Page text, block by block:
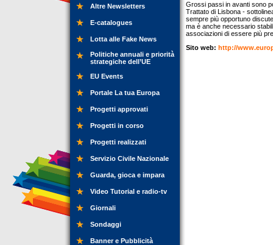
Altre Newsletters
E-catalogues
Lotta alle Fake News
Politiche annuali e priorità
strategiche dell’UE
EU Events
Portale La tua Europa
Progetti approvati
Progetti in corso
Progetti realizzati
Servizio Civile Nazionale
Guarda, gioca e impara
Video Tutorial e radio-tv
Giornali
Sondaggi
Banner e Pubblicità
Grossi passi in avanti sono
Trattato di Lisbona -
sempre più opportuno
ma è anche necessario
associazioni di essere più
Sito web: http://